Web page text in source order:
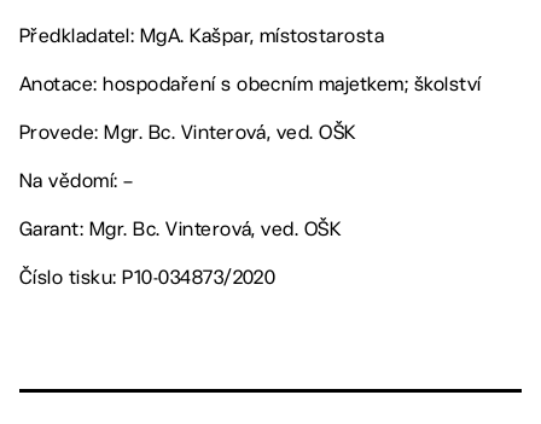
Předkladatel: MgA. Kašpar, místostarosta
Anotace: hospodaření s obecním majetkem; školství
Provede: Mgr. Bc. Vinterová, ved. OŠK
Na vědomí: –
Garant: Mgr. Bc. Vinterová, ved. OŠK
Číslo tisku: P10-034873/2020